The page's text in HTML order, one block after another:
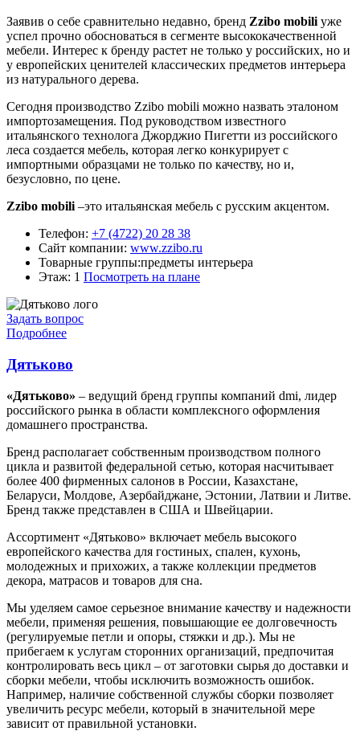
Заявив о себе сравнительно недавно, бренд Zzibo mobili уже
успел прочно обосноваться в сегменте высококачественной
мебели. Интерес к бренду растет не только у российских, но и
у европейских ценителей классических предметов интерьера
из натурального дерева.
Сегодня производство Zzibo mobili можно назвать эталоном
импортозамещения. Под руководством известного
итальянского технолога Джорджио Пигетти из российского
леса создается мебель, которая легко конкурирует с
импортными образцами не только по качеству, но и,
безусловно, по цене.
Zzibo mobili –это итальянская мебель с русским акцентом.
Телефон: +7 (4722) 20 28 38
Сайт компании: www.zzibo.ru
Товарные группы:предметы интерьера
Этаж: 1 Посмотреть на плане
Задать вопрос
Подробнее
Дятьково
«Дятьково» – ведущий бренд группы компаний dmi, лидер
российского рынка в области комплексного оформления
домашнего пространства.
Бренд располагает собственным производством полного
цикла и развитой федеральной сетью, которая насчитывает
более 400 фирменных салонов в России, Казахстане,
Беларуси, Молдове, Азербайджане, Эстонии, Латвии и Литве.
Бренд также представлен в США и Швейцарии.
Ассортимент «Дятьково» включает мебель высокого
европейского качества для гостиных, спален, кухонь,
молодежных и прихожих, а также коллекции предметов
декора, матрасов и товаров для сна.
Мы уделяем самое серьезное внимание качеству и надежности
мебели, применяя решения, повышающие ее долговечность
(регулируемые петли и опоры, стяжки и др.). Мы не
прибегаем к услугам сторонних организаций, предпочитая
контролировать весь цикл – от заготовки сырья до доставки и
сборки мебели, чтобы исключить возможность ошибок.
Например, наличие собственной службы сборки позволяет
увеличить ресурс мебели, который в значительной мере
зависит от правильной установки.